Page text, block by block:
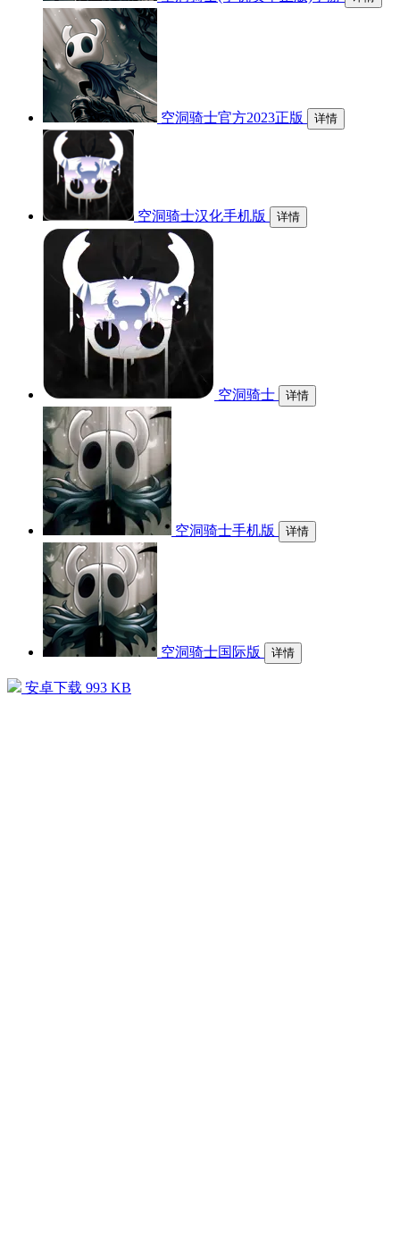
空洞骑士官方2023正版 详情
空洞骑士汉化手机版 详情
空洞骑士 详情
空洞骑士手机版 详情
空洞骑士国际版 详情
安卓下载 993 KB